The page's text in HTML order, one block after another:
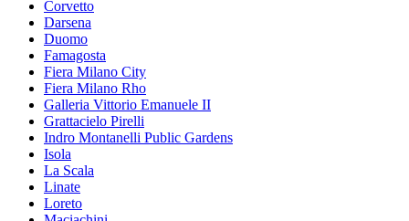
Corvetto
Darsena
Duomo
Famagosta
Fiera Milano City
Fiera Milano Rho
Galleria Vittorio Emanuele II
Grattacielo Pirelli
Indro Montanelli Public Gardens
Isola
La Scala
Linate
Loreto